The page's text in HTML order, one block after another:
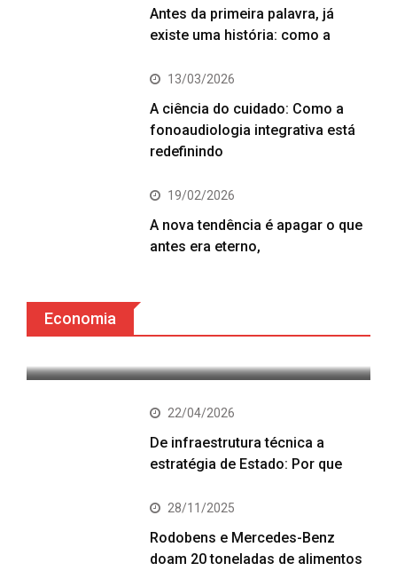
Antes da primeira palavra, já
existe uma história: como a
13/03/2026
A ciência do cuidado: Como a
fonoaudiologia integrativa está
redefinindo
19/02/2026
A nova tendência é apagar o que
antes era eterno,
Economia
O valor invisível: como os
minerais redesenham o equilíbrio
22/04/2026
De infraestrutura técnica a
estratégia de Estado: Por que
28/11/2025
Rodobens e Mercedes-Benz
doam 20 toneladas de alimentos